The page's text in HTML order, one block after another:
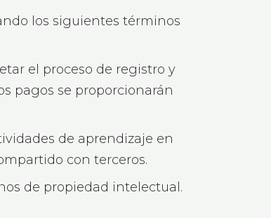
los siguientes términos
el proceso de registro y
pagos se proporcionarán
de aprendizaje en
con terceros.
de propiedad intelectual.